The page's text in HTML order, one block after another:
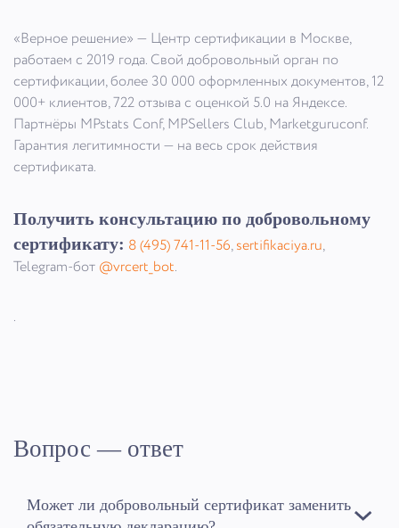
«Верное решение» — Центр сертификации в Москве,
работаем с 2019 года. Свой добровольный орган по
сертификации, более 30 000 оформленных документов, 12
000+ клиентов, 722 отзыва с оценкой 5.0 на Яндексе.
Партнёры MPstats Conf, MPSellers Club, Marketguruconf.
Гарантия легитимности — на весь срок действия
сертификата.
Получить консультацию по добровольному
сертификату: 8 (495) 741-11-56,sertifikaciya.ru,
Telegram-бот @vrcert_bot.
.
Вопрос — ответ
Может ли добровольный сертификат заменить